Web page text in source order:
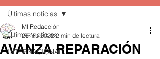
Últimas noticias
INTERNACIONAL
Últimas noticias
AVANZA REPARACIÓN
MI Redacción
26 feb 2022 2 min de lectura